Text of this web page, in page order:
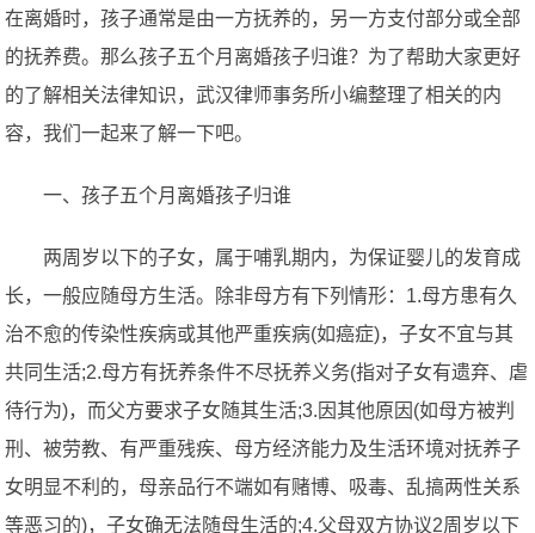
在离婚时，孩子通常是由一方抚养的，另一方支付部分或全部
的抚养费。那么孩子五个月离婚孩子归谁？为了帮助大家更好
的了解相关法律知识，武汉律师事务所小编整理了相关的内
容，我们一起来了解一下吧。
一、孩子五个月离婚孩子归谁
两周岁以下的子女，属于哺乳期内，为保证婴儿的发育成
长，一般应随母方生活。除非母方有下列情形：1.母方患有久
治不愈的传染性疾病或其他严重疾病(如癌症)，子女不宜与其
共同生活;2.母方有抚养条件不尽抚养义务(指对子女有遗弃、虐
待行为)，而父方要求子女随其生活;3.因其他原因(如母方被判
刑、被劳教、有严重残疾、母方经济能力及生活环境对抚养子
女明显不利的，母亲品行不端如有赌博、吸毒、乱搞两性关系
等恶习的)，子女确无法随母生活的;4.父母双方协议2周岁以下